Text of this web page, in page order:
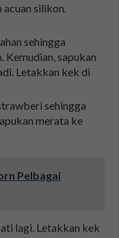
silikon.
sehingga
sapukan
Letakkan kek di
sehingga
merata ke
Pelbagai
lagi. Letakkan kek